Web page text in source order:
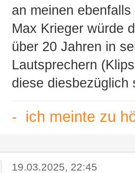
an meinen
Max Krieger würde
über 20 Jahren in
Lautsprechern
diese diesbezüglich
- ich meinte zu
19.03.2025, 22:45